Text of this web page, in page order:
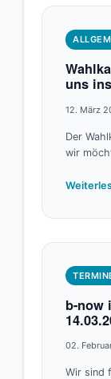
uns
12. März
Der
wir
b-now
02.
Wir sind